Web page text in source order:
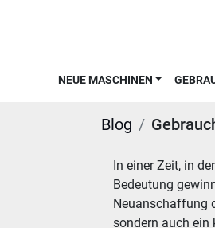
NEUE MASCHINEN
Blog
In einer Zeit, in
Bedeutung
Neuanschaffung
sondern auch ein